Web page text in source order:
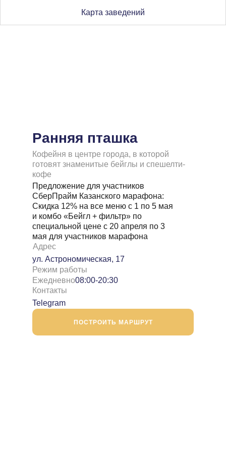
Карта заведений
Ранняя пташка
Кофейня в центре города, в которой
готовят знаменитые бейглы и спешелти-
кофе
Предложение для участников
СберПрайм Казанского марафона:
Скидка 12% на все меню с 1 по 5 мая
и комбо «Бейгл + фильтр» по
специальной цене с 20 апреля по 3
мая для участников марафона
Адрес
ул. Астрономическая, 17
Режим работы
Ежедневно08:00-20:30
Контакты
Telegram
ПОСТРОИТЬ МАРШРУТ